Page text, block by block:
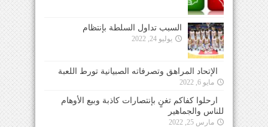
السبب تداول السلطة بإنتظام
يوليو 24, 2022
الإتحاد المراهق وتصرفاته الصبيانية تورط اللعبة
مايو 6, 2022
ارحلوا كفاكم تغنٍ بإنتصارات كاذبة وبيع الأوهام
للناس والجماهير
مارس 25, 2022